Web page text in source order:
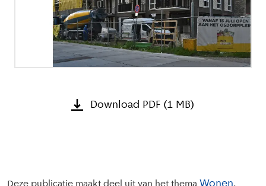
Download PDF (1 MB)
Deze publicatie maakt deel uit van het thema Wonen